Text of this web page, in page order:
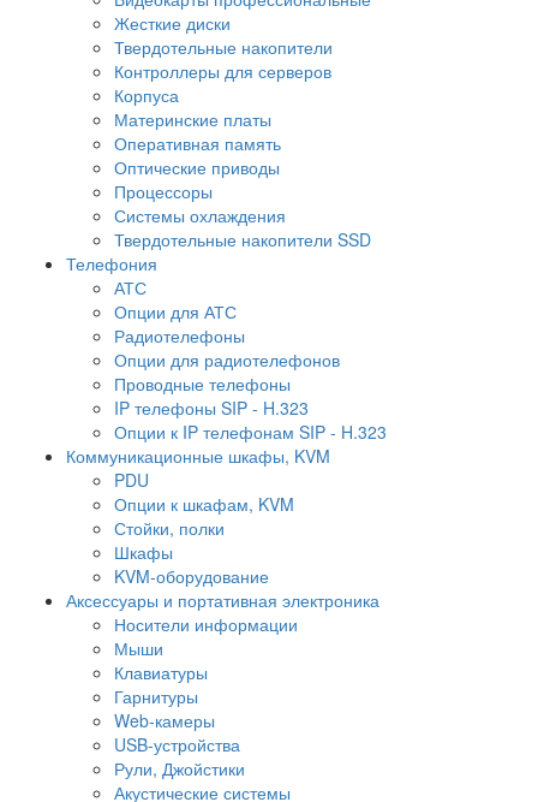
Жесткие диски
Твердотельные накопители
Контроллеры для серверов
Корпуса
Материнские платы
Оперативная память
Оптические приводы
Процессоры
Системы охлаждения
Твердотельные накопители SSD
Телефония
АТС
Опции для АТС
Радиотелефоны
Опции для радиотелефонов
Проводные телефоны
IP телефоны SIP - H.323
Опции к IP телефонам SIP - H.323
Коммуникационные шкафы, KVM
PDU
Опции к шкафам, KVM
Стойки, полки
Шкафы
KVM-оборудование
Аксессуары и портативная электроника
Носители информации
Мыши
Клавиатуры
Гарнитуры
Web-камеры
USB-устройства
Рули, Джойстики
Акустические системы